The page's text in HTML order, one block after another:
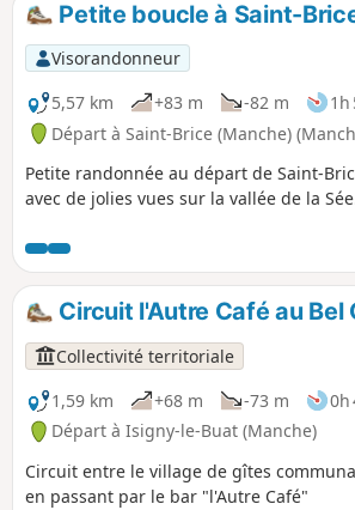
Petite boucle à Saint-
Visorandonneur
5,57 km
+83 m -82 m 1h
Départ à Saint-Brice (Manche)
Petite randonnée au départ de Saint-
avec de jolies vues sur la vallée de la
Circuit l'Autre Café au Bel
Collectivité territoriale
1,59 km
+68 m -73 m 0h
Départ à Isigny-le-Buat (Manche)
Circuit entre le village de gîtes
en passant par le bar "l'Autre Café"